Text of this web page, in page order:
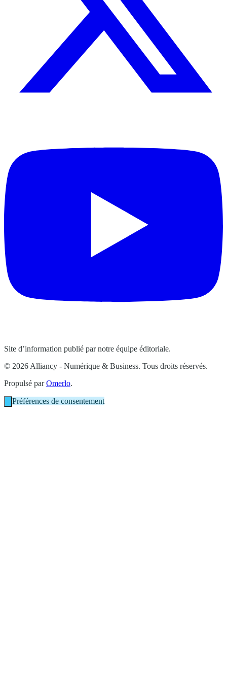
Site d’information publié par notre équipe éditoriale.
© 2026 Alliancy - Numérique & Business. Tous droits réservés.
Propulsé parOmerlo.
Préférences de consentement